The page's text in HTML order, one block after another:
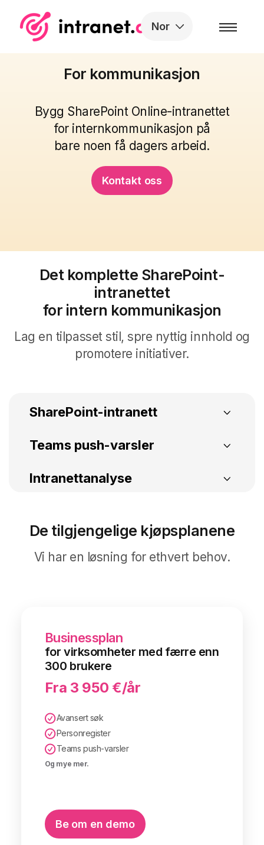
Nor
For kommunikasjon
Bygg SharePoint Online-intranettet
for internkommunikasjon på
bare noen få dagers arbeid.
Kontakt oss
Det komplette SharePoint-
intranettet
for intern kommunikasjon
Lag en tilpasset stil, spre nyttig innhold og
promotere initiativer.
SharePoint-intranett
Arrangementskalender Avansert søk
Microsoft 365.
Teams push-varsler
Varslinger via Microsoft Teams
Teams push-varsler
Spre nyhetene fra SharePoint-
intranettet via Microsoft Teams-
Intranettanalyse
Intranettanalyse
De tilgjengelige kjøpsplanene
Vi har en løsning for ethvert behov.
Businessplan
for virksomheter med færre enn
300 brukere
Fra 3 950 €/år
Avansert søk
Personregister
Teams push-varsler
Og mye mer.
Be om en demo